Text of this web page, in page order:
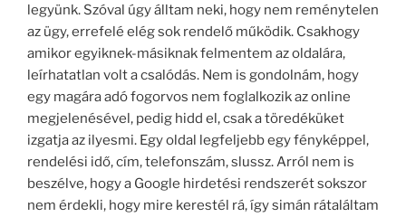
legyünk. Szóval úgy álltam neki, hogy nem reménytelen
az ügy, errefelé elég sok rendelő működik. Csakhogy
amikor egyiknek-másiknak felmentem az oldalára,
leírhatatlan volt a csalódás. Nem is gondolnám, hogy
egy magára adó fogorvos nem foglalkozik az online
megjelenésével, pedig hidd el, csak a töredéküket
izgatja az ilyesmi. Egy oldal legfeljebb egy fényképpel,
rendelési idő, cím, telefonszám, slussz. Arról nem is
beszélve, hogy a Google hirdetési rendszerét sokszor
nem érdekli, hogy mire kerestél rá, így simán rátaláltam